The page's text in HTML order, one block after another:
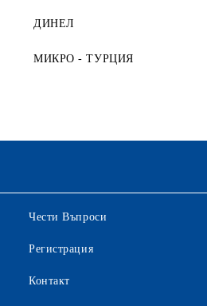
ДИНЕЛ
МИКРО - ТУРЦИЯ
Чести Въпроси
Регистрация
Контакт